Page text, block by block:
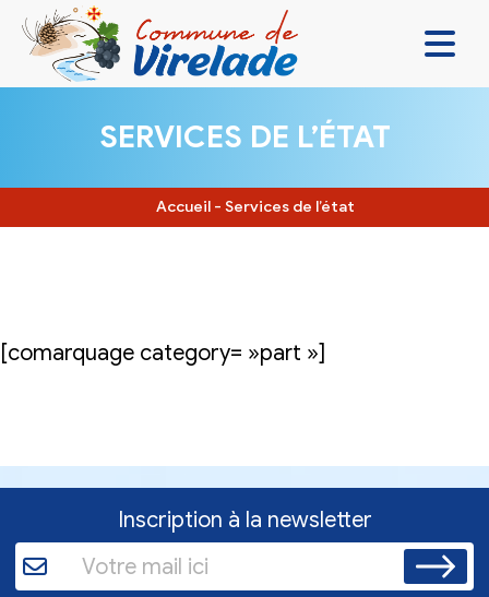
VIVRE ENSEMBLE
SE DIVERTIR
SERVICES DE L’ÉTAT
Accueil - Services de l’état
[comarquage category= »part »]
Inscription à la newsletter